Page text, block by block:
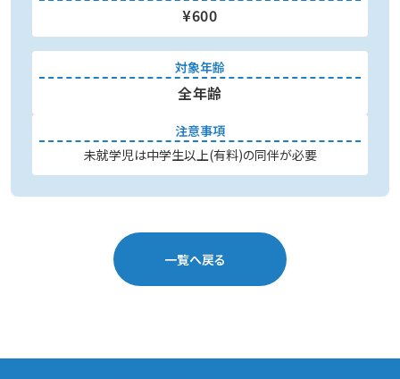
¥600
対象年齢
全年齢
注意事項
未就学児は中学生以上(有料)の同伴が必要
一覧へ戻る